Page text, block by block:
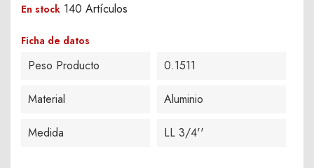
En stock 140 Artículos
Ficha de datos
Peso Producto 0.1511
Material Aluminio
Medida LL 3/4''